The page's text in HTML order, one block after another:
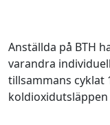
Anställda på BTH
varandra
tillsammans cyklat
koldioxidutsläppen